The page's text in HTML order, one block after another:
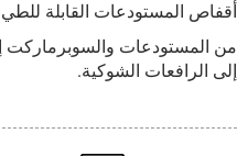
أقفاص المستودعات القابلة
من المستودعات والسوبرماركت
إلى الرافعات الشوكية.